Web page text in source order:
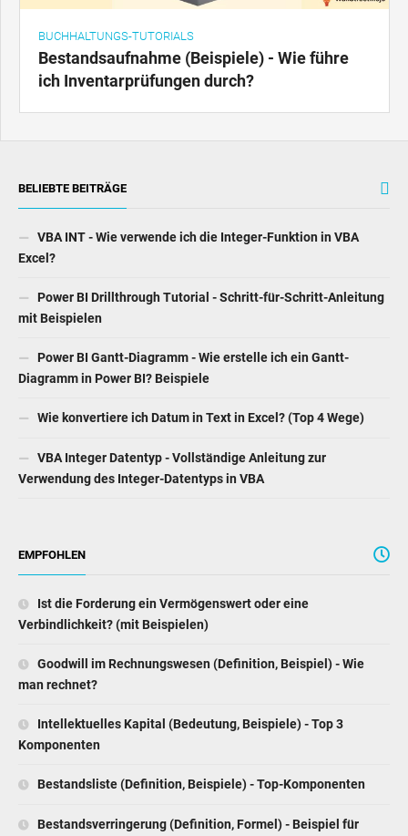
BUCHHALTUNGS-TUTORIALS
Bestandsaufnahme (Beispiele) - Wie führe
ich Inventarprüfungen durch?
BELIEBTE BEITRÄGE
VBA INT - Wie verwende ich die Integer-Funktion in VBA
Excel?
Power BI Drillthrough Tutorial - Schritt-für-Schritt-Anleitung
mit Beispielen
Power BI Gantt-Diagramm - Wie erstelle ich ein Gantt-
Diagramm in Power BI? Beispiele
Wie konvertiere ich Datum in Text in Excel? (Top 4 Wege)
VBA Integer Datentyp - Vollständige Anleitung zur
Verwendung des Integer-Datentyps in VBA
EMPFOHLEN
Ist die Forderung ein Vermögenswert oder eine
Verbindlichkeit? (mit Beispielen)
Goodwill im Rechnungswesen (Definition, Beispiel) - Wie
man rechnet?
Intellektuelles Kapital (Bedeutung, Beispiele) - Top 3
Komponenten
Bestandsliste (Definition, Beispiele) - Top-Komponenten
Bestandsverringerung (Definition, Formel) - Beispiel für